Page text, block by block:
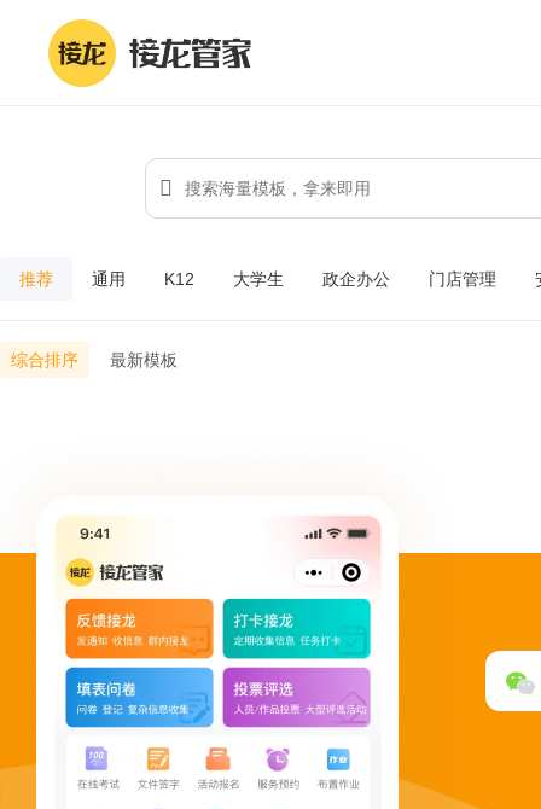
推荐 通用 K12 大学生 政企办公 门店管理
综合排序 最新模板